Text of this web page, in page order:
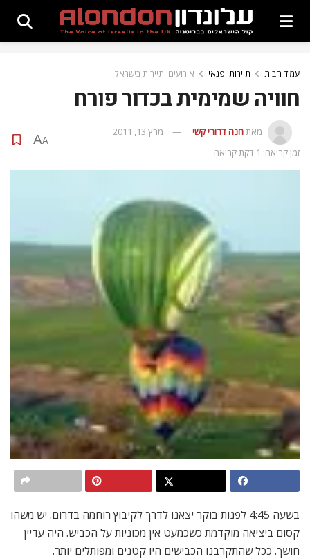
עמוד הבית תיירות ופנאי אירועים ותיירות בישראל
חוויה שמימית בכדור פורח
מאתחנה דרורי קשי
מרץ 13, 2011
זמן קריאה: 1 דקת קריאה
A
A
בשעה 4:45 לפנות בוקר יצאנו לדרך לקיבוץ רוחמה בדרום. יש משהו
קסום ביציאה מוקדמת כשכמעט אין מכוניות על הכביש. היה עדיין
חושך. ככל שהתקרבנו הכבישים היו קטנים ומפותלים יותר.